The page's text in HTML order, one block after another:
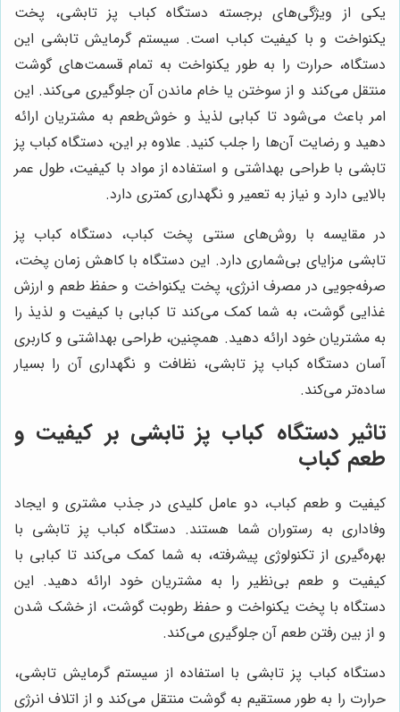
یکی از ویژگی‌های برجسته دستگاه کباب پز تابشی، پخت
یکنواخت و با کیفیت کباب است. سیستم گرمایش تابشی این
دستگاه، حرارت را به طور یکنواخت به تمام قسمت‌های گوشت
منتقل می‌کند و از سوختن یا خام ماندن آن جلوگیری می‌کند. این
امر باعث می‌شود تا کبابی لذیذ و خوش‌طعم به مشتریان ارائه
دهید و رضایت آن‌ها را جلب کنید. علاوه بر این، دستگاه کباب پز
تابشی با طراحی بهداشتی و استفاده از مواد با کیفیت، طول عمر
بالایی دارد و نیاز به تعمیر و نگهداری کمتری دارد.
در مقایسه با روش‌های سنتی پخت کباب، دستگاه کباب پز
تابشی مزایای بی‌شماری دارد. این دستگاه با کاهش زمان پخت،
صرفه‌جویی در مصرف انرژی، پخت یکنواخت و حفظ طعم و ارزش
غذایی گوشت، به شما کمک می‌کند تا کبابی با کیفیت و لذیذ را
به مشتریان خود ارائه دهید. همچنین، طراحی بهداشتی و کاربری
آسان دستگاه کباب پز تابشی، نظافت و نگهداری آن را بسیار
ساده‌تر می‌کند.
تاثیر دستگاه کباب پز تابشی بر کیفیت و
طعم کباب
کیفیت و طعم کباب، دو عامل کلیدی در جذب مشتری و ایجاد
وفاداری به رستوران شما هستند. دستگاه کباب پز تابشی با
بهره‌گیری از تکنولوژی پیشرفته، به شما کمک می‌کند تا کبابی با
کیفیت و طعم بی‌نظیر را به مشتریان خود ارائه دهید. این
دستگاه با پخت یکنواخت و حفظ رطوبت گوشت، از خشک شدن
و از بین رفتن طعم آن جلوگیری می‌کند.
دستگاه کباب پز تابشی با استفاده از سیستم گرمایش تابشی،
حرارت را به طور مستقیم به گوشت منتقل می‌کند و از اتلاف انرژی